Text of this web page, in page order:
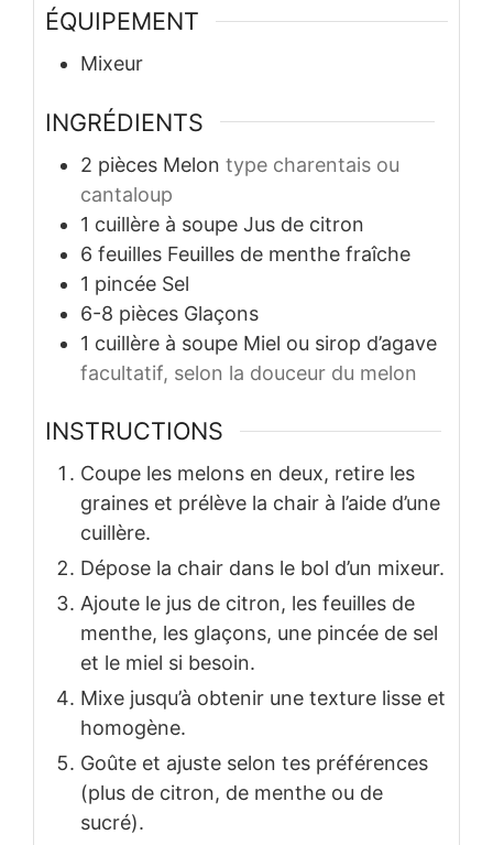
ÉQUIPEMENT
Mixeur
INGRÉDIENTS
2 pièces Melon type charentais ou
cantaloup
1 cuillère à soupe Jus de citron
6 feuilles Feuilles de menthe fraîche
1 pincée Sel
6-8 pièces Glaçons
1 cuillère à soupe Miel ou sirop d’agave
facultatif, selon la douceur du melon
INSTRUCTIONS
Coupe les melons en deux, retire les
graines et prélève la chair à l’aide d’une
cuillère.
Dépose la chair dans le bol d’un mixeur.
Ajoute le jus de citron, les feuilles de
menthe, les glaçons, une pincée de sel
et le miel si besoin.
Mixe jusqu’à obtenir une texture lisse et
homogène.
Goûte et ajuste selon tes préférences
(plus de citron, de menthe ou de
sucré).